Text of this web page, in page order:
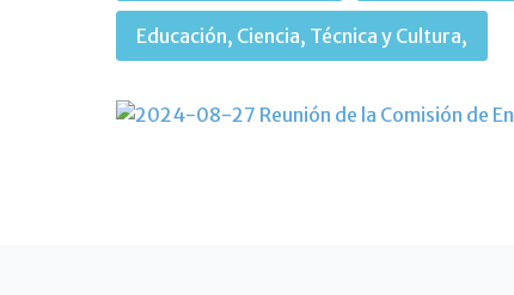
Educación, Ciencia, Técnica y Cultura,